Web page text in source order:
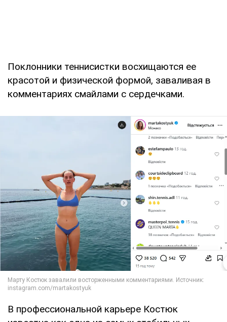
Поклонники теннисистки восхищаются ее
красотой и физической формой, заваливая в
комментариях смайлами с сердечками.
В профессиональной карьере Костюк